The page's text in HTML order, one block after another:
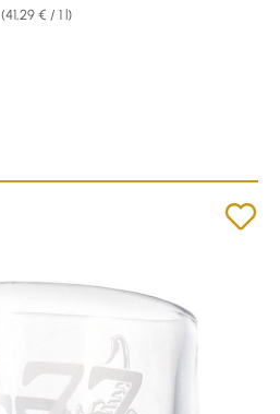
(41,29 € / 1 l)